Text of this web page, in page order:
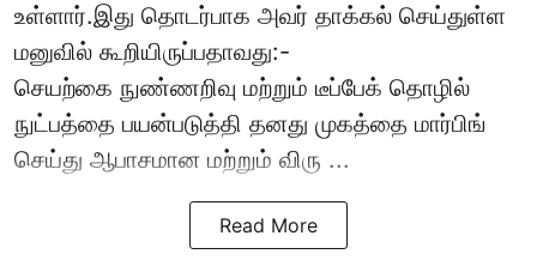
உள்ளார்.இது தொடர்பாக அவர் தாக்கல் செய்துள்ள
மனுவில் கூறியிருப்பதாவது:-
செயற்கை நுண்ணறிவு மற்றும் டீப்பேக் தொழில்
நுட்பத்தை பயன்படுத்தி தனது முகத்தை மார்பிங்
செய்து ஆபாசமான மற்றும் விரு ...
Read More